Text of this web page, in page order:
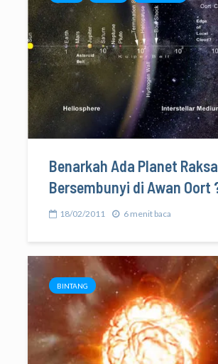
Benarkah Ada Planet
Bersembunyi di Awan Oort
18/02/2011 6 menit baca
BINTANG